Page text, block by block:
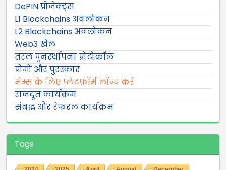
DePIN प्रोजेक्ट्स
L1 Blockchains अवलोकन
L2 Blockchains अवलोकन
Web3 खेल
तरल पुनर्स्थापना प्रोटोकॉल
प्रोमो और पुरस्कार
मेम्स के लिए प्लेटफ़ॉर्म लॉन्च करें
राजदूत कार्यक्रम
संबद्ध और रेफरल कार्यक्रम
Tags